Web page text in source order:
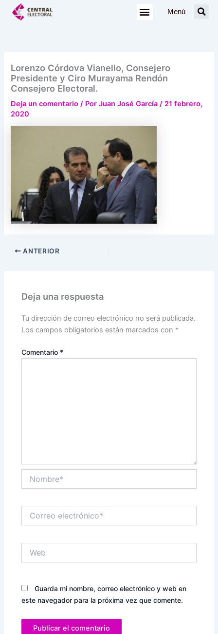
Menú
Lorenzo Córdova Vianello, Consejero
Presidente y Ciro Murayama Rendón
Consejero Electoral.
Deja un comentario / PorJuan José García/ 21 febrero,
2020
ANTERIOR
Deja una respuesta
Tu dirección de correo electrónico no será publicada.
Los campos obligatorios están marcados con *
Comentario *
electrónico*
Guarda mi nombre, correo electrónico y web en
este navegador para la próxima vez que comente.